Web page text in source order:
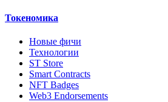
Токеномика
Новые фичи
Технологии
ST Store
Smart Contracts
NFT Badges
Web3 Endorsements